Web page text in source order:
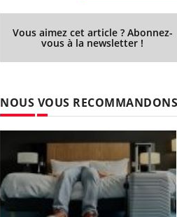
Vous aimez cet article ? Abonnez-
vous à la newsletter !
NOUS VOUS RECOMMANDONS